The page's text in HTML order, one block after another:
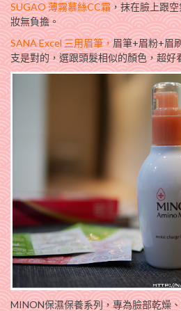
SUGAO 薄霧慕絲CC霜，抹在臉上跟
妝無負擔。
SANA Excel 三用眉筆，眉筆+眉粉+眉
支是對的，選跟頭髮相似的顏色，超好
MINON保濕保養系列，專為臉部乾燥